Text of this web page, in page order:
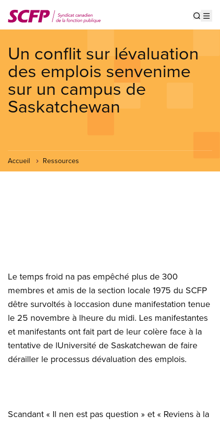
au
contenu
Un conflit sur lévaluation
des emplois senvenime
sur un campus de
Saskatchewan
Accueil Ressources
Le temps froid na pas empêché plus de 300
membres et amis de la section locale 1975 du SCFP
dêtre survoltés à loccasion dune manifestation tenue
le 25 novembre à lheure du midi. Les manifestantes
et manifestants ont fait part de leur colère face à la
tentative de lUniversité de Saskatchewan de faire
dérailler le processus dévaluation des emplois.
Scandant « Il nen est pas question » et « Reviens à la